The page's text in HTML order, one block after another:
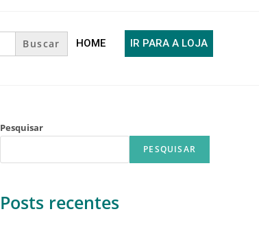
HOME IR PARA A LOJA
Pesquisar
PESQUISAR
Posts recentes